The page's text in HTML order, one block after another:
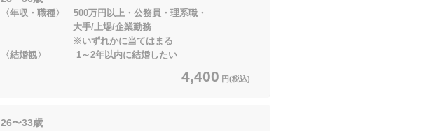
〈年収・職種〉 500万円以上・公務員・理系職・
大手/上場/企業勤務
※いずれかに当てはまる
〈結婚観〉 1～2年以内に結婚したい
4,400 円(税込)
26〜33歳